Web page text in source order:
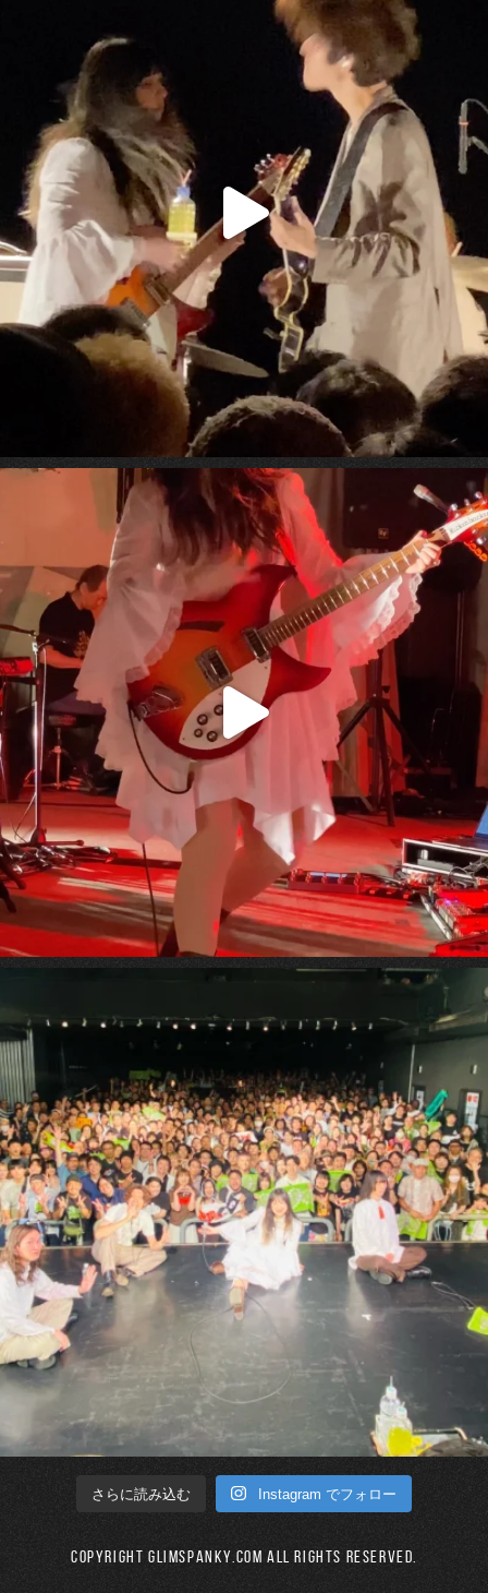
さらに読み込む Instagram でフォロー
Copyright GLIMSPANKY.COM All Rights Reserved.